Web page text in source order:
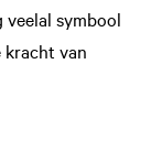
symbool
van